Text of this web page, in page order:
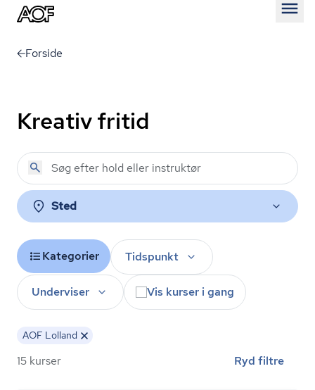
Forside
Kreativ fritid
Sted
Kategorier Tidspunkt
Underviser Vis kurser i gang
AOF Lolland
15 kurser Ryd filtre